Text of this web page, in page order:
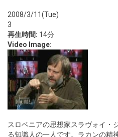
2008/3/11(Tue)
3
再生時間: 14分
Video Image:
スロベニアの思想家スラヴォイ・
る知識人の一人です。ラカンの精